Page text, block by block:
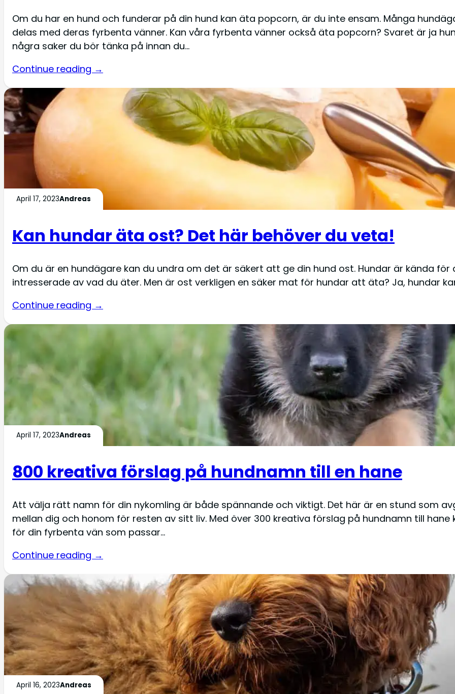
Om du har en hund och funderar på din hund kan äta popcorn, är du inte ensam. Många
delas med deras fyrbenta vänner. Kan våra fyrbenta vänner också äta popcorn? Svaret är ja
några saker du bör tänka på innan du…
Continue reading →
April 17, 2023Andreas
Kan hundar äta ost? Det här behöver du veta!
Om du är en hundägare kan du undra om det är säkert att ge din hund ost. Hundar är kända
intresserade av vad du äter. Men är ost verkligen en säker mat för hundar att äta? Ja, hundar
Continue reading →
April 17, 2023Andreas
800 kreativa förslag på hundnamn till en hane
Att välja rätt namn för din nykomling är både spännande och viktigt. Det här är en stund som
mellan dig och honom för resten av sitt liv. Med över 300 kreativa förslag på hundnamn till
för din fyrbenta vän som passar…
Continue reading →
April 16, 2023Andreas